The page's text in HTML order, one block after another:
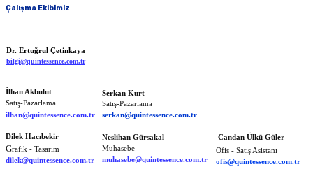
Çalışma Ekibimiz
Dr. Ertuğrul Çetinkaya
bilgi@quintessence.com.tr
İlhan Akbulut
Satış-Pazarlama
ilhan@quintessence.com.tr
Serkan Kurt
Satış-Pazarlama
serkan@quintessence.com.tr
Dilek Hacıbekir
Grafik - Tasarım
dilek@quintessence.com.tr
Neslihan Gürsakal
Muhasebe
muhasebe@quintessence.com.tr
Candan Ülkü Güler
Ofis - Satış Asistanı
ofis@quintessence.com.tr